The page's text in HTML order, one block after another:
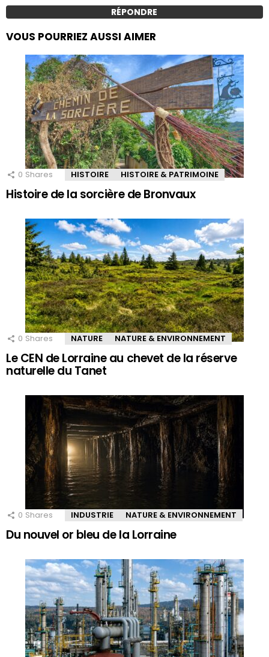
RÉPONDRE
VOUS POURRIEZ AUSSI AIMER
0 Shares HISTOIRE HISTOIRE & PATRIMOINE
Histoire de la sorcière de Bronvaux
0 Shares NATURE NATURE & ENVIRONNEMENT
Le CEN de Lorraine au chevet de la réserve
naturelle du Tanet
0 Shares INDUSTRIE NATURE & ENVIRONNEMENT
Du nouvel or bleu de la Lorraine